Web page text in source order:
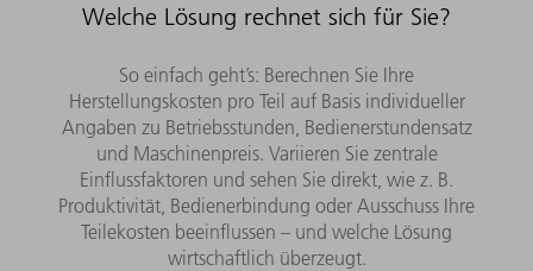
Welche Lösung rechnet sich für Sie?
So einfach geht’s: Berechnen Sie Ihre
Herstellungskosten pro Teil auf Basis individueller
Angaben zu Betriebsstunden, Bedienerstundensatz
und Maschinenpreis. Variieren Sie zentrale
Einflussfaktoren und sehen Sie direkt, wie z. B.
Produktivität, Bedienerbindung oder Ausschuss Ihre
Teilekosten beeinflussen – und welche Lösung
wirtschaftlich überzeugt.